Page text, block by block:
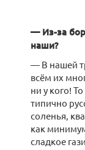
— Из-за
наши?
— В нашей
всём их
ни у кого!
типично
соленья,
как
сладкое